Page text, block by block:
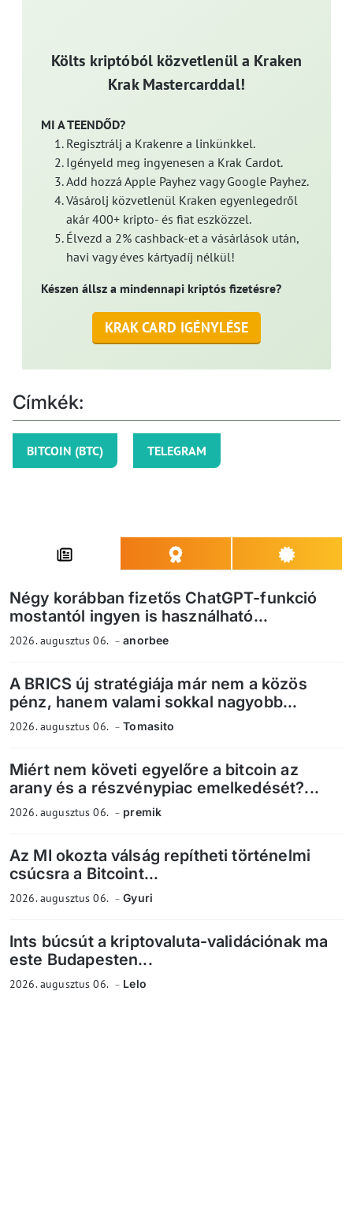
Költs kriptóból közvetlenül a Kraken
Krak Mastercarddal!
MI A TEENDŐD?
Regisztrálj a Krakenre a linkünkkel.
Igényeld meg ingyenesen a Krak Cardot.
Add hozzá Apple Payhez vagy Google Payhez.
Vásárolj közvetlenül Kraken egyenlegedről
akár 400+ kripto- és fiat eszközzel.
Élvezd a 2% cashback-et a vásárlások után,
havi vagy éves kártyadíj nélkül!
Készen állsz a mindennapi kriptós fizetésre?
KRAK CARD IGÉNYLÉSE
Címkék:
BITCOIN (BTC) TELEGRAM
Négy korábban fizetős ChatGPT-funkció
mostantól ingyen is használható...
2026. augusztus 06. anorbee
A BRICS új stratégiája már nem a közös
pénz, hanem valami sokkal nagyobb...
2026. augusztus 06. Tomasito
Miért nem követi egyelőre a bitcoin az
arany és a részvénypiac emelkedését?...
2026. augusztus 06. premik
Az MI okozta válság repítheti történelmi
csúcsra a Bitcoint...
2026. augusztus 06. Gyuri
Ints búcsút a kriptovaluta-validációnak ma
este Budapesten...
2026. augusztus 06. Lelo